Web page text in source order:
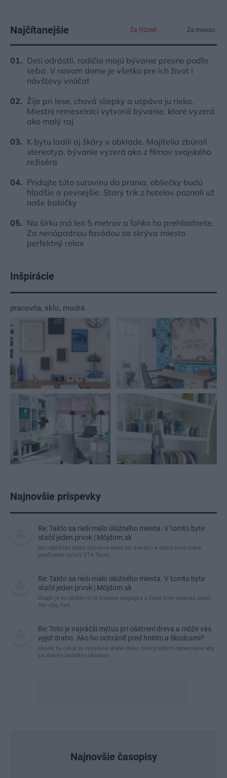
Najčítanejšie Za týždeň Za mesiac
Deti odrástli, rodičia majú bývanie presne podľa
seba. V novom dome je všetko pre ich život i
návštevy vnúčat
Žije pri lese, chová sliepky a uspáva ju rieka.
Miestni remeselníci vytvorili bývanie, ktoré vyzerá
ako malý raj
K bytu ladili aj škáry v obklade. Majitelia zbúrali
stereotyp, bývanie vyzerá ako z filmov svojského
režiséra
Pridajte túto surovinu do prania, obliečky budú
hladšie a pevnejšie. Starý trik z hotelov poznali už
naše babičky
Na šírku má len 5 metrov a ľahko ho prehliadnete.
Za nenápadnou fasádou sa skrýva miesto
perfektný relax
Inšpirácie
pracovňa, sklo, modrá
Najnovšie príspevky
Re: Takto sa rieši málo úložného miesta. V tomto byte
stačil jeden prvok | Môjdom.sk
My napríklad labky utierame hneď pri dverách a doma pred dvere
používame tyčový ETA Terier…
Re: Takto sa rieši málo úložného miesta. V tomto byte
stačil jeden prvok | Môjdom.sk
Dizajn je to nádherný, tá brezová preglejka a čisté línie vyzerajú super.
Ale vždy, keď…
Re: Toto je najväčší mýtus pri ošetrení dreva a môže vás
vyjsť draho. Ako ho ochrániť pred hnitím a škodcami?
clovek by cakal ze vysusene drahe drevo bolo predtym naparovane aby
sa zbavilo zarodkov skodcov...
Najnovšie časopisy